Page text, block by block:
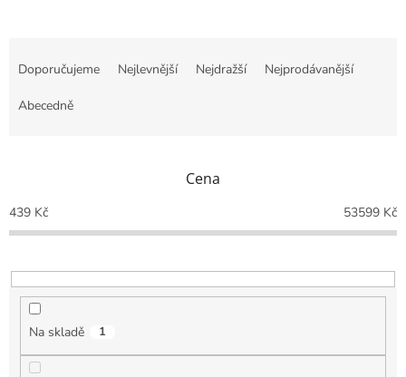
o
d
k
t
Doporučujeme Nejlevnější Nejdražší Nejprodávanější
Abecedně
Cena
439 Kč 53599 Kč
Na skladě 1